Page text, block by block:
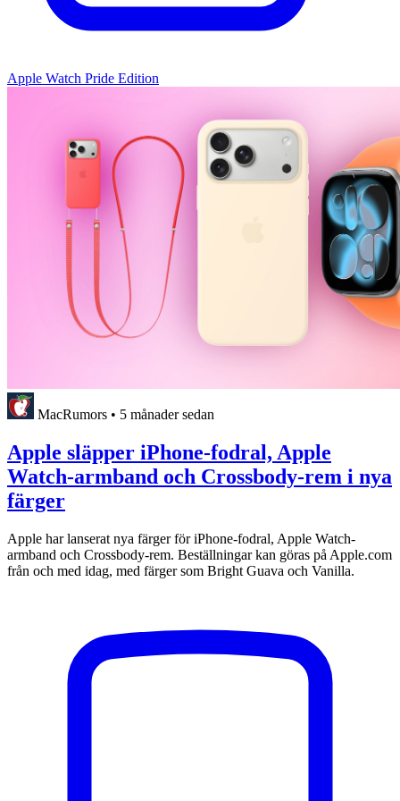
Apple Watch Pride Edition
MacRumors • 5 månader sedan
Apple släpper iPhone-fodral, Apple
Watch-armband och Crossbody-rem i nya
färger
Apple har lanserat nya färger för iPhone-fodral, Apple Watch-
armband och Crossbody-rem. Beställningar kan göras på Apple.com
från och med idag, med färger som Bright Guava och Vanilla.